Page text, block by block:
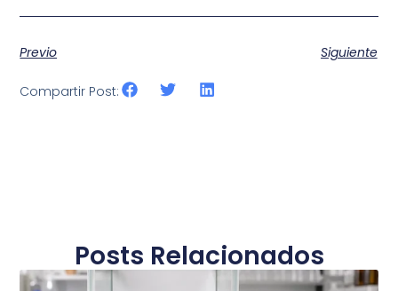
Previo Siguiente
Compartir Post:
Posts Relacionados